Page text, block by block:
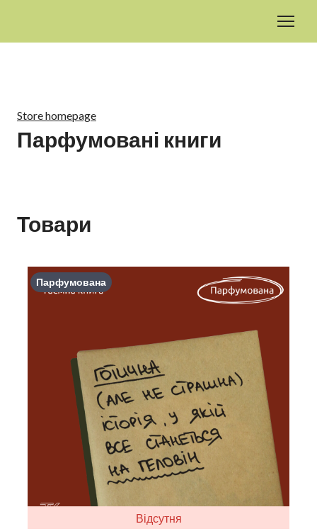
Store homepage
Парфумовані книги
Товари
Парфумована
Відсутня